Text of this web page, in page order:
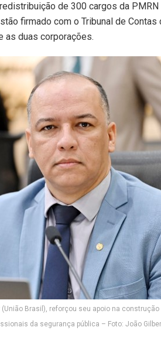
de 300 cargos da PMRN
firmado com o Tribunal de Contas
duas corporações.
(União Brasil), reforçou seu apoio na
da segurança pública – Foto: João